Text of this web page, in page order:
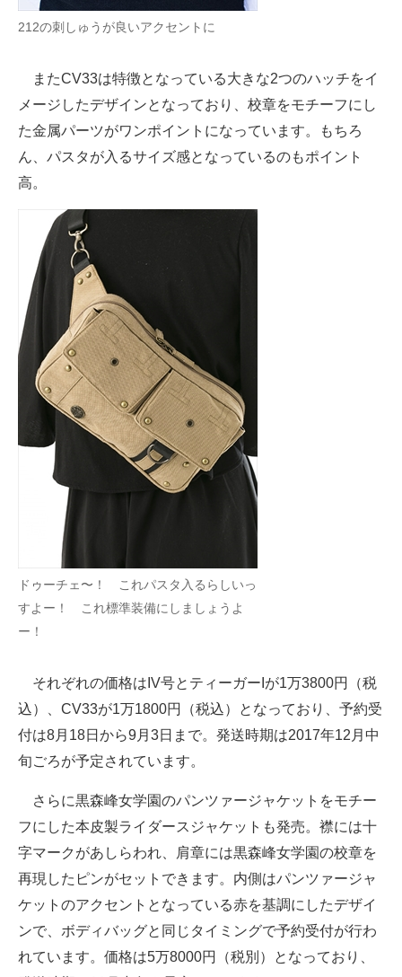
212の刺しゅうが良いアクセントに
またCV33は特徴となっている大きな2つのハッチをイ
メージしたデザインとなっており、校章をモチーフにし
た金属パーツがワンポイントになっています。もちろ
ん、パスタが入るサイズ感となっているのもポイント
高。
ドゥーチェ〜！ これパスタ入るらしいっ
すよー！ これ標準装備にしましょうよ
ー！
それぞれの価格はIV号とティーガーIが1万3800円（税
込）、CV33が1万1800円（税込）となっており、予約受
付は8月18日から9月3日まで。発送時期は2017年12月中
旬ごろが予定されています。
さらに黒森峰女学園のパンツァージャケットをモチー
フにした本皮製ライダースジャケットも発売。襟には十
字マークがあしらわれ、肩章には黒森峰女学園の校章を
再現したピンがセットできます。内側はパンツァージャ
ケットのアクセントとなっている赤を基調にしたデザイ
ンで、ボディバッグと同じタイミングで予約受付が行わ
れています。価格は5万8000円（税別）となっており、